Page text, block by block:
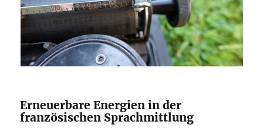
Erneuerbare Energien in der
französischen Sprachmittlung